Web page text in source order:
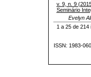
v. 9, n. 9
Seminário
Evelyn
1 a 25 de 214
ISSN: 1983-